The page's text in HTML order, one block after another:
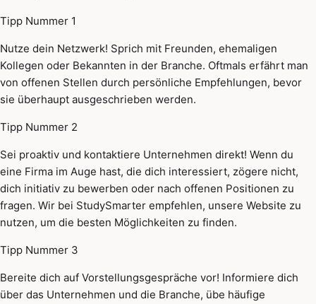
Tipp Nummer 1
Nutze dein Netzwerk! Sprich mit Freunden, ehemaligen
Kollegen oder Bekannten in der Branche. Oftmals erfährt man
von offenen Stellen durch persönliche Empfehlungen, bevor
sie überhaupt ausgeschrieben werden.
Tipp Nummer 2
Sei proaktiv und kontaktiere Unternehmen direkt! Wenn du
eine Firma im Auge hast, die dich interessiert, zögere nicht,
dich initiativ zu bewerben oder nach offenen Positionen zu
fragen. Wir bei StudySmarter empfehlen, unsere Website zu
nutzen, um die besten Möglichkeiten zu finden.
Tipp Nummer 3
Bereite dich auf Vorstellungsgespräche vor! Informiere dich
über das Unternehmen und die Branche, übe häufige